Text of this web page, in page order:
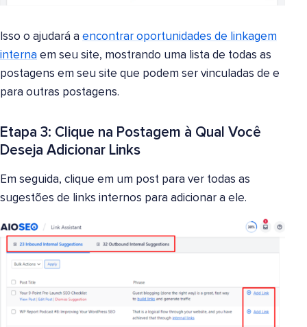
Isso o ajudará a encontrar oportunidades de linkagem
interna em seu site, mostrando uma lista de todas as
postagens em seu site que podem ser vinculadas de e
para outras postagens.
Etapa 3: Clique na Postagem à Qual Você
Deseja Adicionar Links
Em seguida, clique em um post para ver todas as
sugestões de links internos para adicionar a ele.